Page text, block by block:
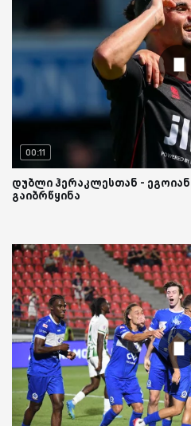
00:11
დუბლი ჰერაკლესთან -
გაიბრწყინა